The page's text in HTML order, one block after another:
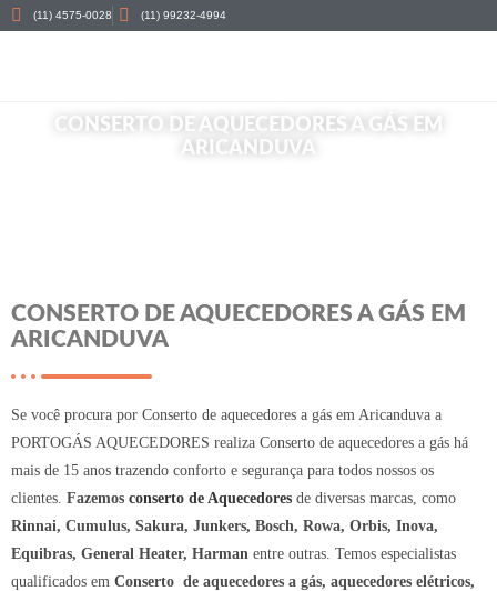
(11) 4575-0028 (11) 99232-4994
CONSERTO DE AQUECEDORES A GÁS EM
ARICANDUVA
CONSERTO DE AQUECEDORES A GÁS EM
ARICANDUVA
Se você procura por Conserto de aquecedores a gás em Aricanduva a
PORTOGÁS AQUECEDORES realiza Conserto de aquecedores a gás há
mais de 15 anos trazendo conforto e segurança para todos nossos os
clientes. Fazemos conserto de Aquecedores de diversas marcas, como
Rinnai, Cumulus, Sakura, Junkers, Bosch, Rowa, Orbis, Inova,
Equibras, General Heater, Harman entre outras. Temos especialistas
qualificados em Conserto de aquecedores a gás, aquecedores elétricos,